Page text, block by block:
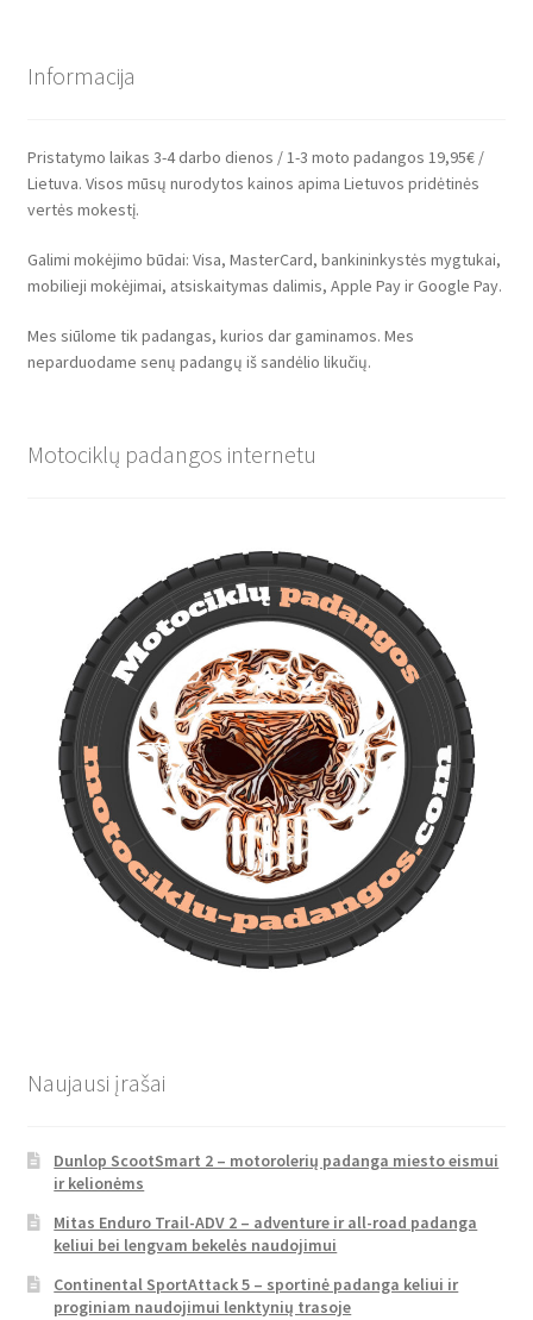
Informacija
Pristatymo laikas 3-4 darbo dienos / 1-3 moto padangos 19,95€ /
Lietuva. Visos mūsų nurodytos kainos apima Lietuvos pridėtinės
vertės mokestį.
Galimi mokėjimo būdai: Visa, MasterCard, bankininkystės mygtukai,
mobilieji mokėjimai, atsiskaitymas dalimis, Apple Pay ir Google Pay.
Mes siūlome tik padangas, kurios dar gaminamos. Mes
neparduodame senų padangų iš sandėlio likučių.
Motociklų padangos internetu
Naujausi įrašai
Dunlop ScootSmart 2 – motorolerių padanga miesto eismui
ir kelionėms
Mitas Enduro Trail-ADV 2 – adventure ir all-road padanga
keliui bei lengvam bekelės naudojimui
Continental SportAttack 5 – sportinė padanga keliui ir
proginiam naudojimui lenktynių trasoje